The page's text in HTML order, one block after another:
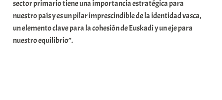
sector primario tiene una importancia estratégica para
nuestro país y es un pilar imprescindible de la identidad vasca,
un elemento clave para la cohesión de Euskadi y un eje para
nuestro equilibrio”.